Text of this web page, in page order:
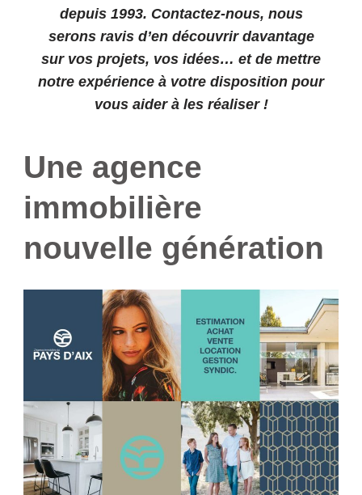
depuis 1993. Contactez-nous, nous
serons ravis d’en découvrir davantage
sur vos projets, vos idées… et de mettre
notre expérience à votre disposition pour
vous aider à les réaliser !
Une agence
immobilière
nouvelle génération